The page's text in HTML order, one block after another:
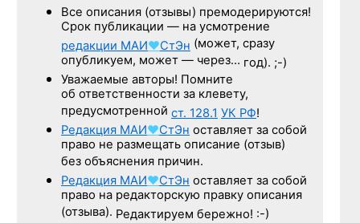
Все описания (отзывы) премодерируются!
Срок публикации — на усмотрение
редакции МАИ♥СтЭн (может, сразу
опубликуем, может — через… год). ;-)
Уважаемые авторы! Помните
об ответственности за клевету,
предусмотренной ст. 128.1 УК РФ!
Редакция МАИ♥СтЭн оставляет за собой
право не размещать описание (отзыв)
без объяснения причин.
Редакция МАИ♥СтЭн оставляет за собой
право на редакторскую правку описания
(отзыва). Редактируем бережно! :-)